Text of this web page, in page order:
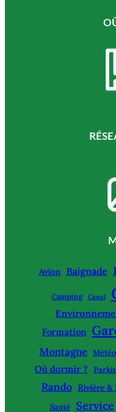
Avion Baignade
Camping Canal
Formation
Montagne Météo
Où dormir ?
Rando Rivière &
Santé Service